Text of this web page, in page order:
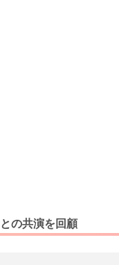
の共演を回顧